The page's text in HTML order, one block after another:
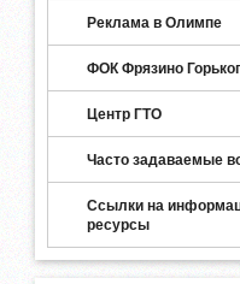
Реклама в Олимпе
ФОК Фрязино
Центр ГТО
Часто задаваемые
Ссылки на
ресурсы